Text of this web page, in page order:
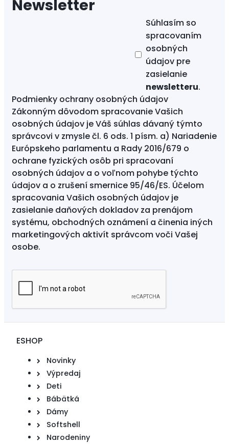
Súhlasím so
spracovaním
osobných
údajov pre
zasielanie
newsletteru.
Podmienky ochrany osobných údajov
Zákonným dôvodom spracovanie Vašich
osobných údajov je Váš súhlas dávaný týmto
správcovi v zmysle čl. 6 ods. 1 písm. a) Nariadenie
Európskeho parlamentu a Rady 2016/679 o
ochrane fyzických osôb pri spracovaní
osobných údajov a o voľnom pohybe týchto
údajov a o zrušení smernice 95/46/ES. Účelom
spracovania Vašich osobných údajov je
zasielanie daňových dokladov za prenájom
systému, obchodných oznámení a činenia iných
marketingových aktivít správcom voči Vašej
osobe.
ESHOP
Novinky
Výpredaj
Deti
Bábätká
Dámy
Softshell
Narodeniny